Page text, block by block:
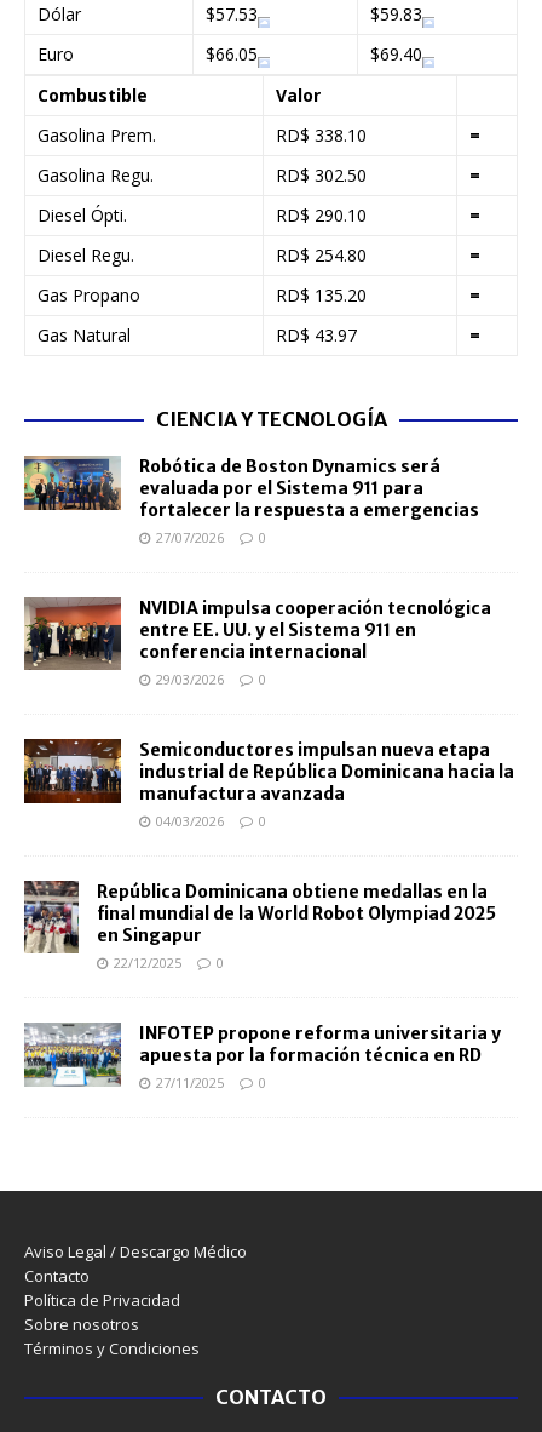
Dólar
$57.53
$59.83
Euro
$66.05
$69.40
Combustible
Valor
Gasolina Prem.
RD$ 338.10
=
Gasolina Regu.
RD$ 302.50
=
Diesel Ópti.
RD$ 290.10
=
Diesel Regu.
RD$ 254.80
=
Gas Propano
RD$ 135.20
=
Gas Natural
RD$ 43.97 =
CIENCIA Y TECNOLOGÍA
Robótica de Boston Dynamics será
evaluada por el Sistema 911 para
fortalecer la respuesta a emergencias
27/07/2026 0
NVIDIA impulsa cooperación tecnológica
entre EE. UU. y el Sistema 911 en
conferencia internacional
29/03/2026 0
Semiconductores impulsan nueva etapa
industrial de República Dominicana hacia la
manufactura avanzada
04/03/2026 0
República Dominicana obtiene medallas en la
final mundial de la World Robot Olympiad 2025
en Singapur
22/12/2025 0
INFOTEP propone reforma universitaria y
apuesta por la formación técnica en RD
27/11/2025 0
Aviso Legal / Descargo Médico
Contacto
Política de Privacidad
Sobre nosotros
Términos y Condiciones
CONTACTO